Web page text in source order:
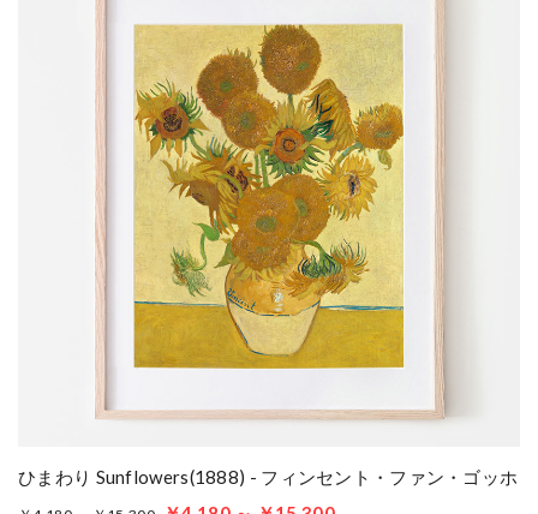
ひまわり Sunflowers(1888) - フィンセント・ファン・ゴッホ